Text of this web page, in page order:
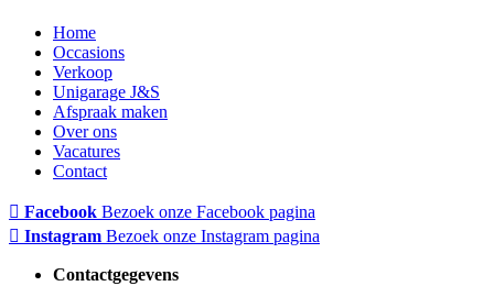
Home
Occasions
Verkoop
Unigarage J&S
Afspraak maken
Over ons
Vacatures
Contact
Facebook Bezoek onze Facebook pagina
Instagram Bezoek onze Instagram pagina
Contactgegevens